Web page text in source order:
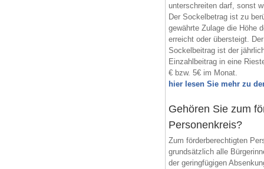
unterschreiten darf, sonst
Der Sockelbetrag ist zu
gewährte Zulage die Höhe
erreicht oder übersteigt.
Sockelbeitrag ist der
Einzahlbeitrag in eine
€ bzw. 5€ im Monat.
hier lesen Sie mehr zu
Gehören Sie zum
Personenkreis?
Zum förderberechtigten
grundsätzlich alle
der geringfügigen